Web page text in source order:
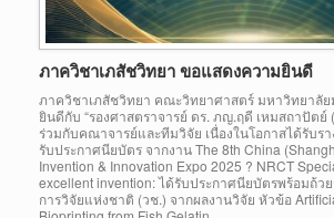
ภาควิชาเภสัชวิทยา ขอแสดงความยินดี
ภาควิชาเภสัชวิทยา คณะวิทยาศาสตร์ มหาวิทยาลั
ยินดีกับ “รองศาสตราจารย์ ดร. ภญ.ฤดี เหมสถาปัตย์
ร่วมกับคณาจารย์และทีมวิจัย เนื่องในโอกาสได้รับร
รับประกาศนียบัตร จากงาน The 8th China
Invention & Innovation Expo 2025 ? NRCT
excellent invention: ได้รับประกาศนียบัตรพร้อมถ้ว
การวิจัยแห่งชาติ (วช.) จากผลงานวิจัย หัวข้อ